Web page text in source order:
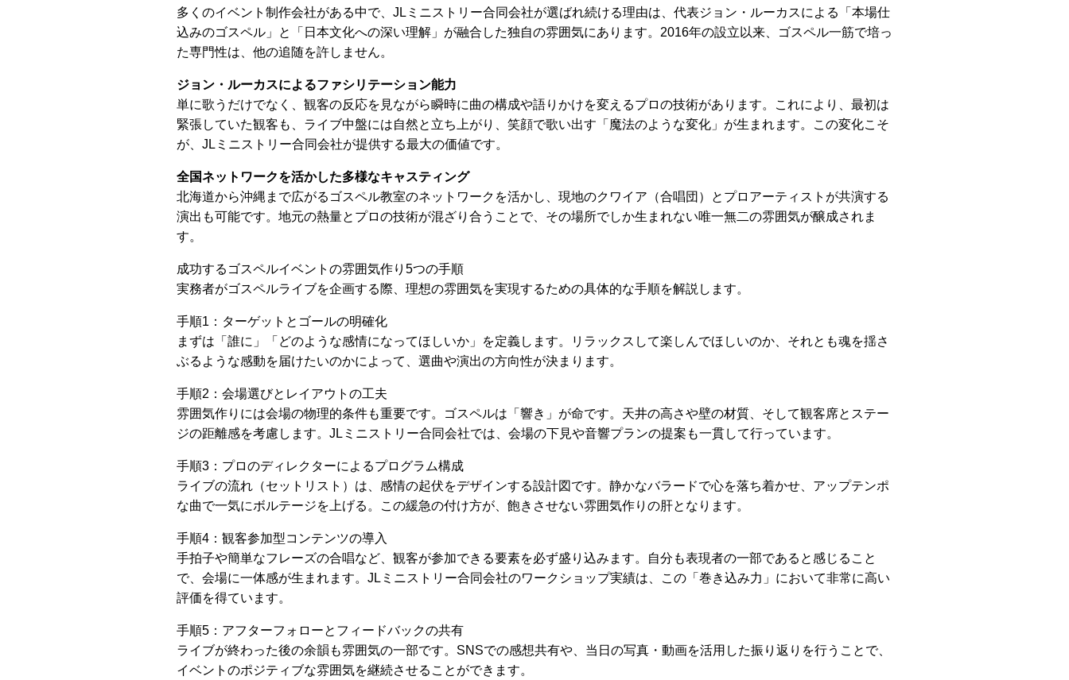
多くのイベント制作会社がある中で、JLミニストリー合同会社が選ばれ続ける理由は、代表ジョン・ルーカスによる「本場仕
込みのゴスペル」と「日本文化への深い理解」が融合した独自の雰囲気にあります。2016年の設立以来、ゴスペル一筋で培っ
た専門性は、他の追随を許しません。
ジョン・ルーカスによるファシリテーション能力
単に歌うだけでなく、観客の反応を見ながら瞬時に曲の構成や語りかけを変えるプロの技術があります。これにより、最初は
緊張していた観客も、ライブ中盤には自然と立ち上がり、笑顔で歌い出す「魔法のような変化」が生まれます。この変化こそ
が、JLミニストリー合同会社が提供する最大の価値です。
全国ネットワークを活かした多様なキャスティング
北海道から沖縄まで広がるゴスペル教室のネットワークを活かし、現地のクワイア（合唱団）とプロアーティストが共演する
演出も可能です。地元の熱量とプロの技術が混ざり合うことで、その場所でしか生まれない唯一無二の雰囲気が醸成されま
す。
成功するゴスペルイベントの雰囲気作り5つの手順
実務者がゴスペルライブを企画する際、理想の雰囲気を実現するための具体的な手順を解説します。
手順1：ターゲットとゴールの明確化
まずは「誰に」「どのような感情になってほしいか」を定義します。リラックスして楽しんでほしいのか、それとも魂を揺さ
ぶるような感動を届けたいのかによって、選曲や演出の方向性が決まります。
手順2：会場選びとレイアウトの工夫
雰囲気作りには会場の物理的条件も重要です。ゴスペルは「響き」が命です。天井の高さや壁の材質、そして観客席とステー
ジの距離感を考慮します。JLミニストリー合同会社では、会場の下見や音響プランの提案も一貫して行っています。
手順3：プロのディレクターによるプログラム構成
ライブの流れ（セットリスト）は、感情の起伏をデザインする設計図です。静かなバラードで心を落ち着かせ、アップテンポ
な曲で一気にボルテージを上げる。この緩急の付け方が、飽きさせない雰囲気作りの肝となります。
手順4：観客参加型コンテンツの導入
手拍子や簡単なフレーズの合唱など、観客が参加できる要素を必ず盛り込みます。自分も表現者の一部であると感じること
で、会場に一体感が生まれます。JLミニストリー合同会社のワークショップ実績は、この「巻き込み力」において非常に高い
評価を得ています。
手順5：アフターフォローとフィードバックの共有
ライブが終わった後の余韻も雰囲気の一部です。SNSでの感想共有や、当日の写真・動画を活用した振り返りを行うことで、
イベントのポジティブな雰囲気を継続させることができます。